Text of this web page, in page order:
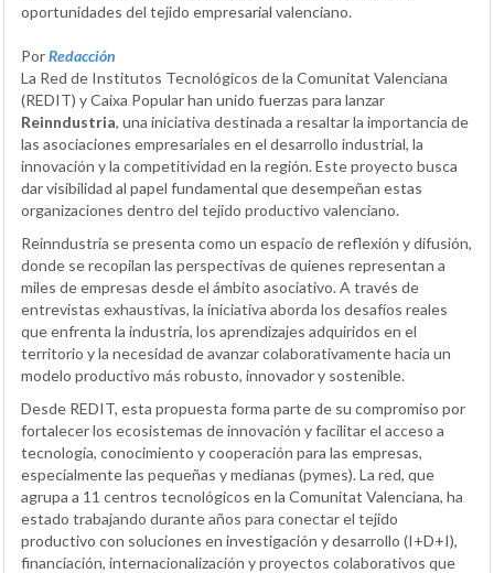
oportunidades del tejido empresarial valenciano.
PorRedacción
La Red de Institutos Tecnológicos de la Comunitat Valenciana
(REDIT) y Caixa Popular han unido fuerzas para lanzar
Reinndustria, una iniciativa destinada a resaltar la importancia de
las asociaciones empresariales en el desarrollo industrial, la
innovación y la competitividad en la región. Este proyecto busca
dar visibilidad al papel fundamental que desempeñan estas
organizaciones dentro del tejido productivo valenciano.
Reinndustria se presenta como un espacio de reflexión y difusión,
donde se recopilan las perspectivas de quienes representan a
miles de empresas desde el ámbito asociativo. A través de
entrevistas exhaustivas, la iniciativa aborda los desafíos reales
que enfrenta la industria, los aprendizajes adquiridos en el
territorio y la necesidad de avanzar colaborativamente hacia un
modelo productivo más robusto, innovador y sostenible.
Desde REDIT, esta propuesta forma parte de su compromiso por
fortalecer los ecosistemas de innovación y facilitar el acceso a
tecnología, conocimiento y cooperación para las empresas,
especialmente las pequeñas y medianas (pymes). La red, que
agrupa a 11 centros tecnológicos en la Comunitat Valenciana, ha
estado trabajando durante años para conectar el tejido
productivo con soluciones en investigación y desarrollo (I+D+I),
financiación, internacionalización y proyectos colaborativos que